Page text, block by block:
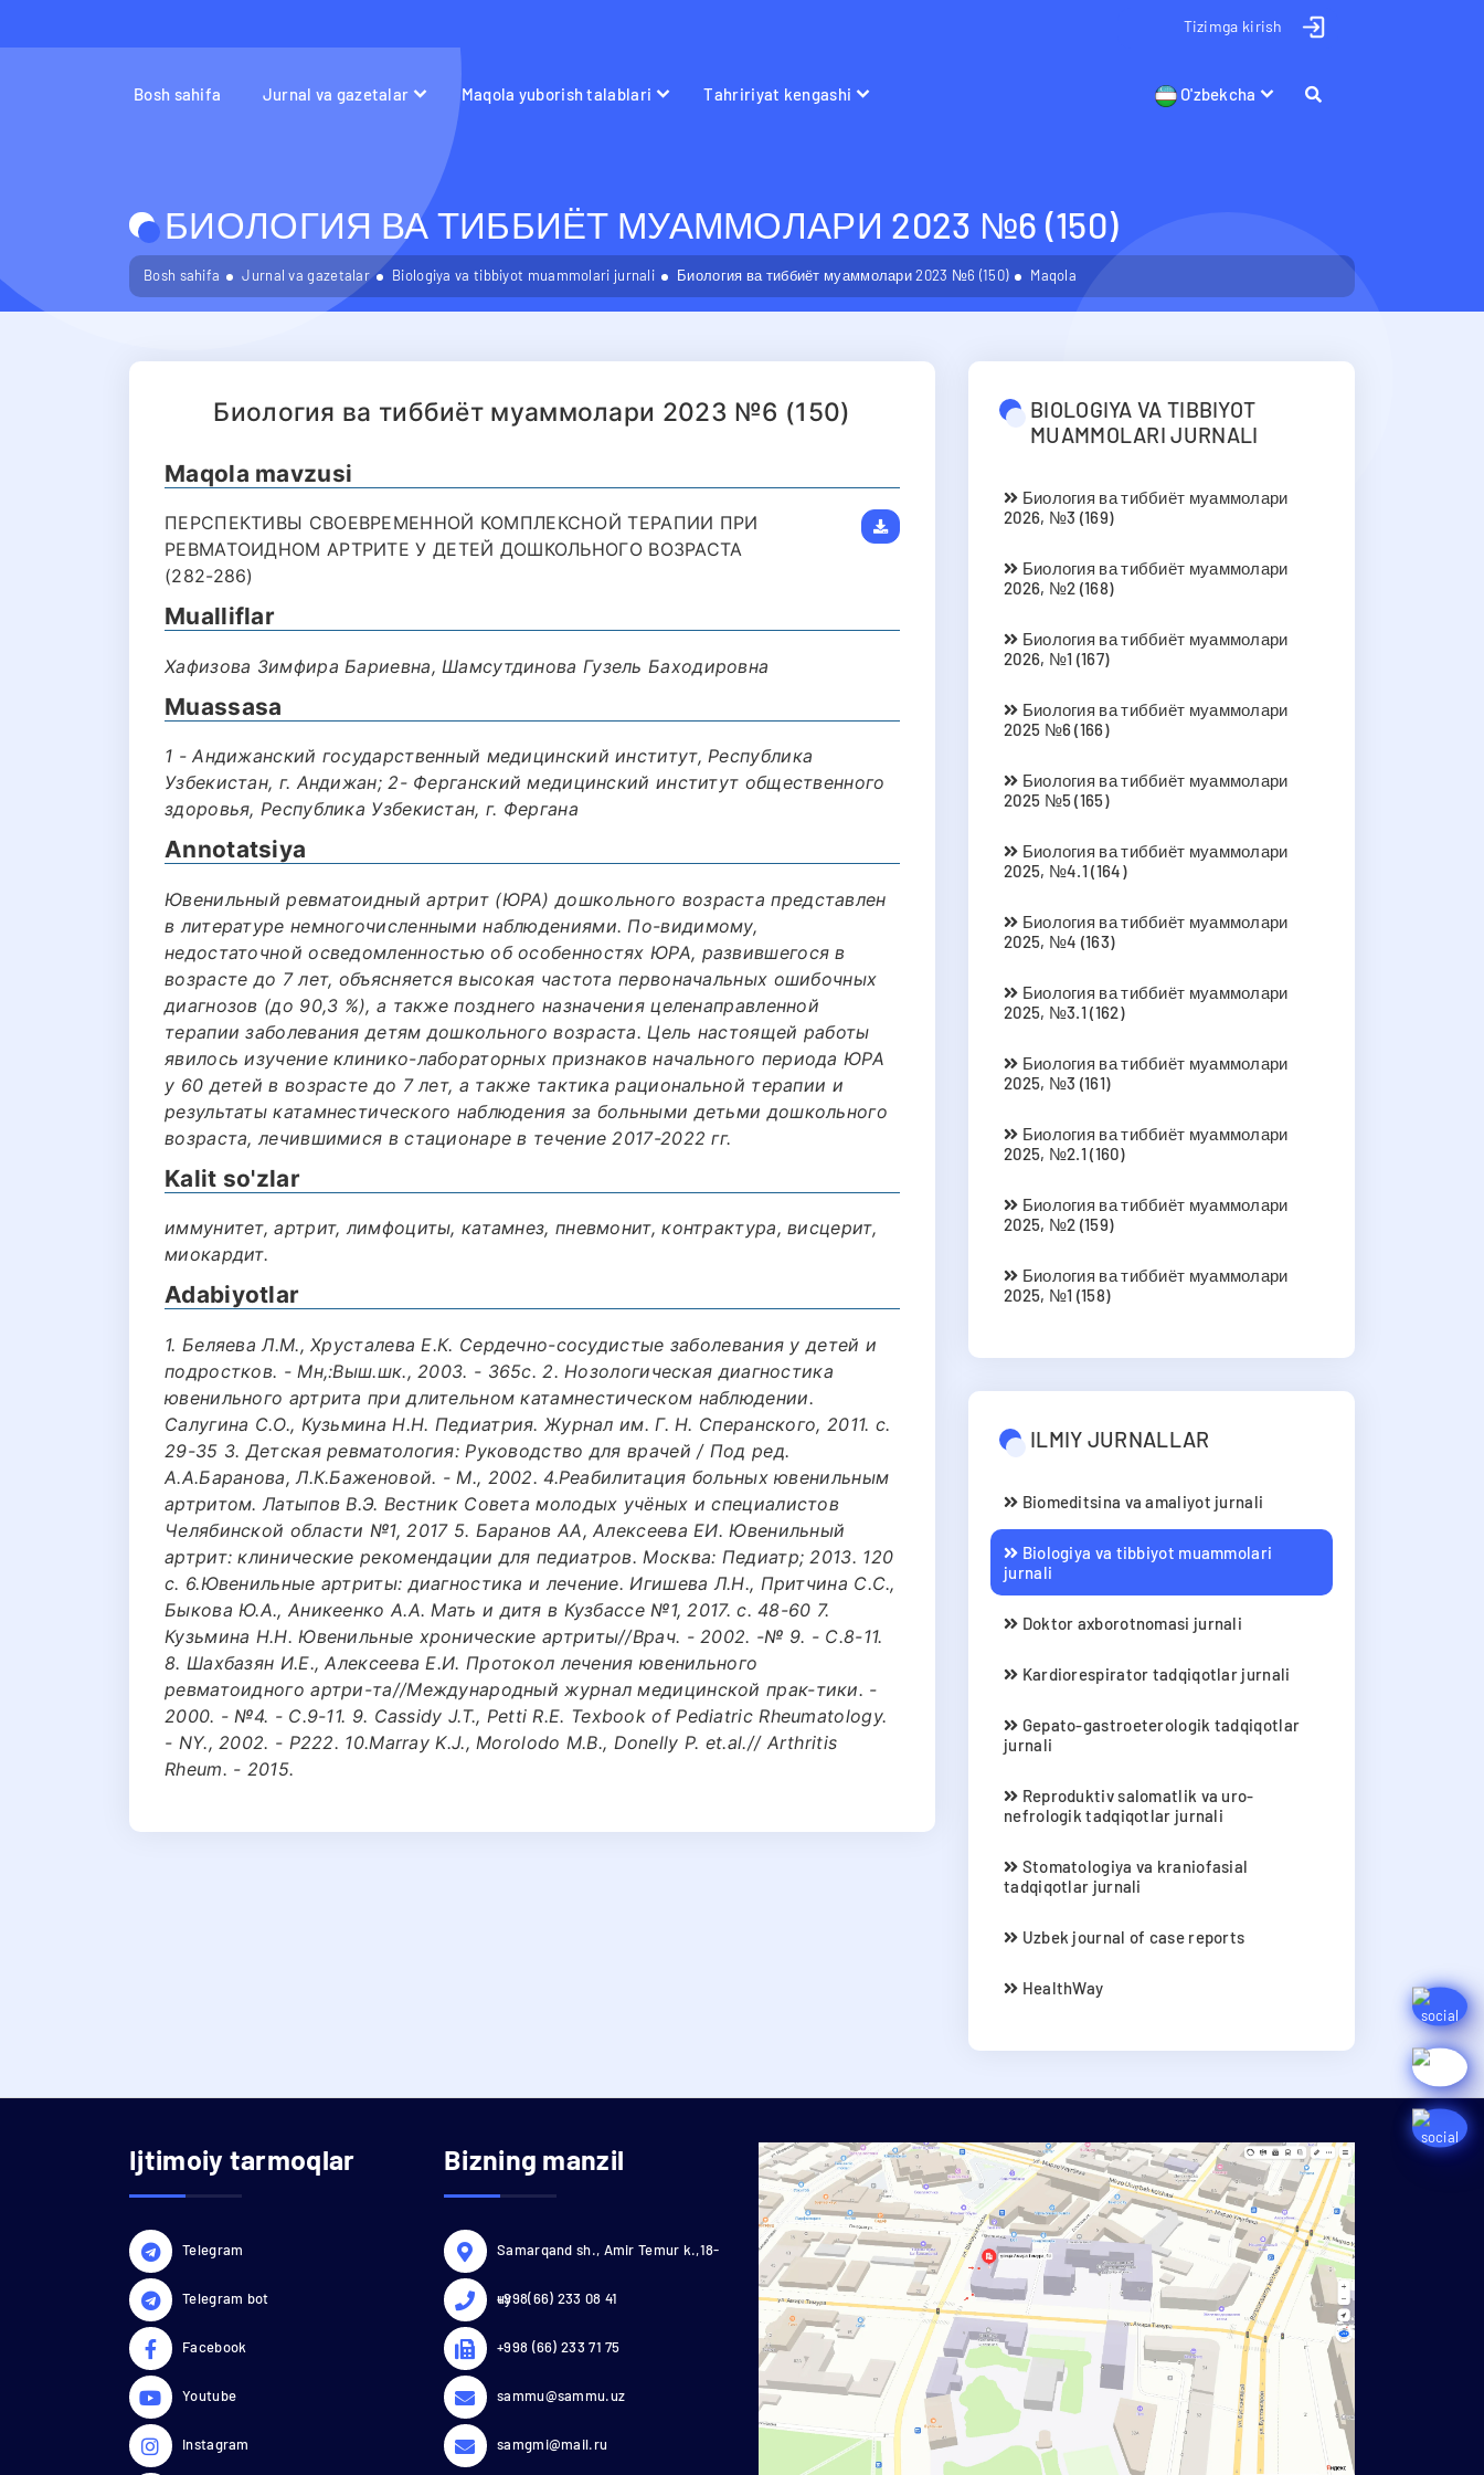
Tizimga kirish
Bosh sahifa Jurnal va gazetalar Maqola yuborish talablari Tahririyat kengashi O'zbekcha
БИОЛОГИЯ ВА ТИББИЁТ МУАММОЛАРИ 2023 №6 (150)
Bosh sahifa Jurnal va gazetalar Biologiya va tibbiyot muammolari jurnali Биология ва тиббиёт муаммолари 2023 №6 (150) Maqola
Биология ва тиббиёт муаммолари 2023 №6 (150)
Maqola mavzusi
ПЕРСПЕКТИВЫ СВОЕВРЕМЕННОЙ КОМПЛЕКСНОЙ ТЕРАПИИ ПРИ
РЕВМАТОИДНОМ АРТРИТЕ У ДЕТЕЙ ДОШКОЛЬНОГО ВОЗРАСТА
(282-286)
Mualliflar
Хафизова Зимфира Бариевна, Шамсутдинова Гузель Баходировна
Muassasa
1 - Андижанский государственный медицинский институт, Республика
Узбекистан, г. Андижан; 2- Ферганский медицинский институт общественного
здоровья, Республика Узбекистан, г. Фергана
Annotatsiya
Ювенильный ревматоидный артрит (ЮРА) дошкольного возраста представлен
в литературе немногочисленными наблюдениями. По-видимому,
недостаточной осведомленностью об особенностях ЮРА, развившегося в
возрасте до 7 лет, объясняется высокая частота первоначальных ошибочных
диагнозов (до 90,3 %), а также позднего назначения целенаправленной
терапии заболевания детям дошкольного возраста. Цель настоящей работы
явилось изучение клинико-лабораторных признаков начального периода ЮРА
у 60 детей в возрасте до 7 лет, а также тактика рациональной терапии и
результаты катамнестического наблюдения за больными детьми дошкольного
возраста, лечившимися в стационаре в течение 2017-2022 гг.
Kalit so'zlar
иммунитет, артрит, лимфоциты, катамнез, пневмонит, контрактура, висцерит,
миокардит.
Adabiyotlar
1. Беляева Л.М., Хрусталева Е.К. Сердечно-сосудистые заболевания у детей и
подростков. - Мн,:Выш.шк., 2003. - 365с. 2. Нозологическая диагностика
ювенильного артрита при длительном катамнестическом наблюдении.
Салугина С.О., Кузьмина Н.Н. Педиатрия. Журнал им. Г. Н. Сперанского, 2011. с.
29-35 3. Детская ревматология: Руководство для врачей / Под ред.
А.А.Баранова, Л.К.Баженовой. - М., 2002. 4.Реабилитация больных ювенильным
артритом. Латыпов В.Э. Вестник Совета молодых учёных и специалистов
Челябинской области №1, 2017 5. Баранов АА, Алексеева ЕИ. Ювенильный
артрит: клинические рекомендации для педиатров. Москва: Педиатр; 2013. 120
с. 6.Ювенильные артриты: диагностика и лечение. Игишева Л.Н., Притчина С.С.,
Быкова Ю.А., Аникеенко А.А. Мать и дитя в Кузбассе №1, 2017. с. 48-60 7.
Кузьмина Н.Н. Ювенильные хронические артриты//Врач. - 2002. -№ 9. - С.8-11.
8. Шахбазян И.Е., Алексеева Е.И. Протокол лечения ювенильного
ревматоидного артри-та//Международный журнал медицинской прак-тики. -
2000. - №4. - С.9-11. 9. Cassidy J.T., Petti R.E. Texbook of Pediatric Rheumatology.
- NY., 2002. - P222. 10.Marray K.J., Morolodo M.B., Donelly P. et.al.// Arthritis
Rheum. - 2015.
BIOLOGIYA VA TIBBIYOT
MUAMMOLARI JURNALI
Биология ва тиббиёт муаммолари
2026, №3 (169)
Биология ва тиббиёт муаммолари
2026, №2 (168)
Биология ва тиббиёт муаммолари
2026, №1 (167)
Биология ва тиббиёт муаммолари
2025 №6 (166)
Биология ва тиббиёт муаммолари
2025 №5 (165)
Биология ва тиббиёт муаммолари
2025, №4.1 (164)
Биология ва тиббиёт муаммолари
2025, №4 (163)
Биология ва тиббиёт муаммолари
2025, №3.1 (162)
Биология ва тиббиёт муаммолари
2025, №3 (161)
Биология ва тиббиёт муаммолари
2025, №2.1 (160)
Биология ва тиббиёт муаммолари
2025, №2 (159)
Биология ва тиббиёт муаммолари
2025, №1 (158)
ILMIY JURNALLAR
Biomeditsina va amaliyot jurnali
Biologiya va tibbiyot muammolari
jurnali
Doktor axborotnomasi jurnali
Kardiorespirator tadqiqotlar jurnali
Gepato-gastroeterologik tadqiqotlar
jurnali
Reproduktiv salomatlik va uro-
nefrologik tadqiqotlar jurnali
Stomatologiya va kraniofasial
tadqiqotlar jurnali
Uzbek journal of case reports
HealthWay
Ijtimoiy tarmoqlar
Telegram
Telegram bot
Facebook
Youtube
Instagram
Bizning manzil
Samarqand sh., Amir Temur k.,18-
uy
+998(66) 233 08 41
+998 (66) 233 71 75
sammu@sammu.uz
samgmi@mail.ru